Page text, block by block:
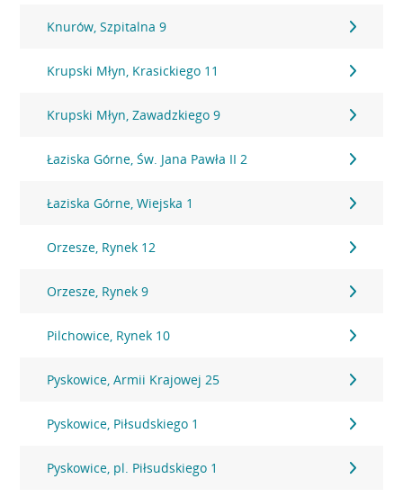
Knurów, Szpitalna 9
Krupski Młyn, Krasickiego 11
Krupski Młyn, Zawadzkiego 9
Łaziska Górne, Św. Jana Pawła II 2
Łaziska Górne, Wiejska 1
Orzesze, Rynek 12
Orzesze, Rynek 9
Pilchowice, Rynek 10
Pyskowice, Armii Krajowej 25
Pyskowice, Piłsudskiego 1
Pyskowice, pl. Piłsudskiego 1